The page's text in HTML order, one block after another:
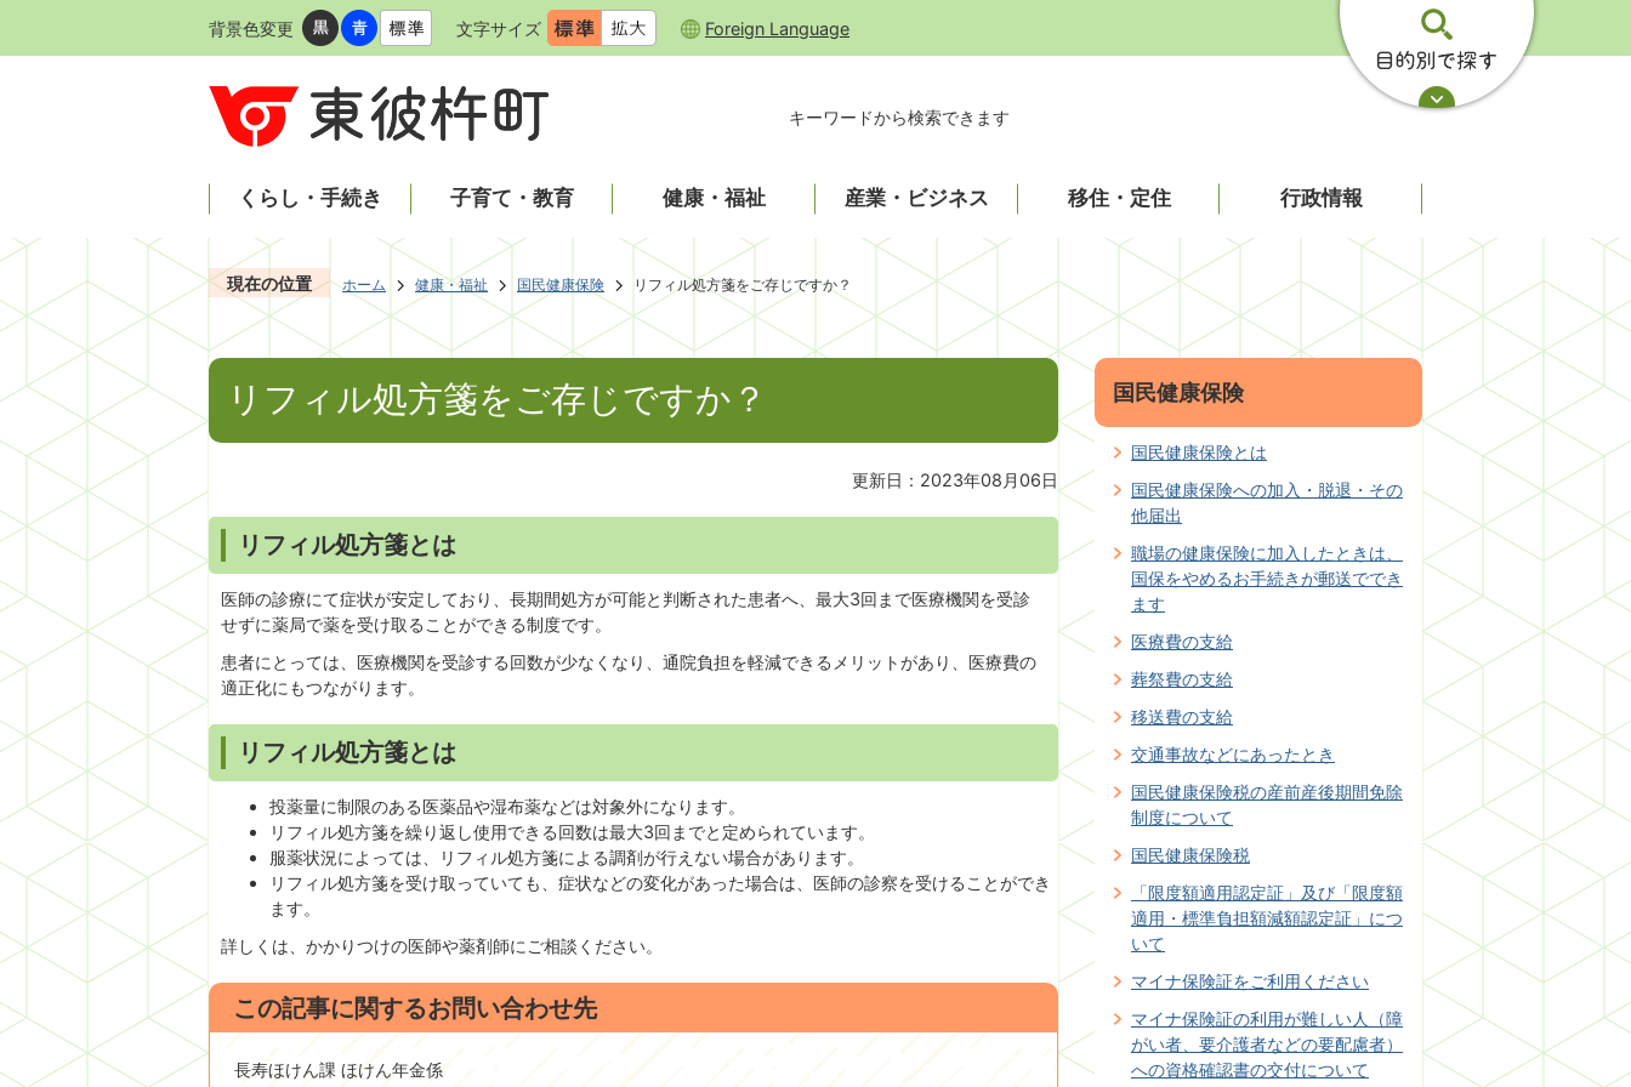
背景色変更 文字サイズ Foreign Language
キーワードから検索できます
くらし・手続き 子育て・教育 健康・福祉 産業・ビジネス 移住・定住 行政情報
現在の位置 ホーム 健康・福祉 国民健康保険 リフィル処方箋をご存じですか？
リフィル処方箋をご存じですか？
更新日：2023年08月06日
リフィル処方箋とは
医師の診療にて症状が安定しており、長期間処方が可能と判断された患者へ、最大3回まで医療機関を受診
せずに薬局で薬を受け取ることができる制度です。
患者にとっては、医療機関を受診する回数が少なくなり、通院負担を軽減できるメリットがあり、医療費の
適正化にもつながります。
リフィル処方箋とは
投薬量に制限のある医薬品や湿布薬などは対象外になります。
リフィル処方箋を繰り返し使用できる回数は最大3回までと定められています。
服薬状況によっては、リフィル処方箋による調剤が行えない場合があります。
リフィル処方箋を受け取っていても、症状などの変化があった場合は、医師の診察を受けることができ
ます。
詳しくは、かかりつけの医師や薬剤師にご相談ください。
この記事に関するお問い合わせ先
長寿ほけん課 ほけん年金係
国民健康保険
国民健康保険とは
国民健康保険への加入・脱退・その
他届出
職場の健康保険に加入したときは、
国保をやめるお手続きが郵送ででき
ます
医療費の支給
葬祭費の支給
移送費の支給
交通事故などにあったとき
国民健康保険税の産前産後期間免除
制度について
国民健康保険税
「限度額適用認定証」及び「限度額
適用・標準負担額減額認定証」につ
いて
マイナ保険証をご利用ください
マイナ保険証の利用が難しい人（障
がい者、要介護者などの要配慮者）
への資格確認書の交付について